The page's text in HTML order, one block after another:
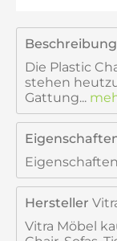
Beschreibung
Die Plastic
stehen
Gattung...
Hersteller
Vitra Möbel